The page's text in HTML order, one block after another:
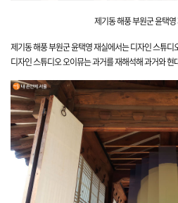
제기동 해풍 부원군 윤택
제기동 해풍 부원군 윤택영 재실에서는 디자인 스튜
디자인 스튜디오 오이뮤는 과거를 재해석해 과거와 현